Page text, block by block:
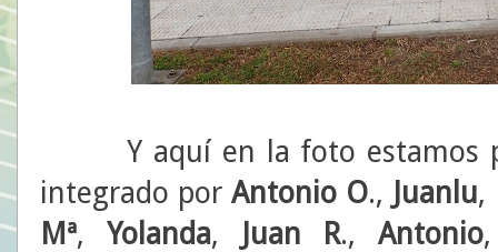
Y aquí en la foto estamos
integrado por Antonio O., Juanlu,
Mª, Yolanda, Juan R., Antonio